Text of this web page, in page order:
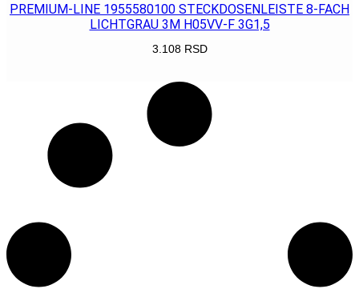
PREMIUM-LINE 1955580100 STECKDOSENLEISTE 8-FACH
LICHTGRAU 3M H05VV-F 3G1,5
3.108 RSD